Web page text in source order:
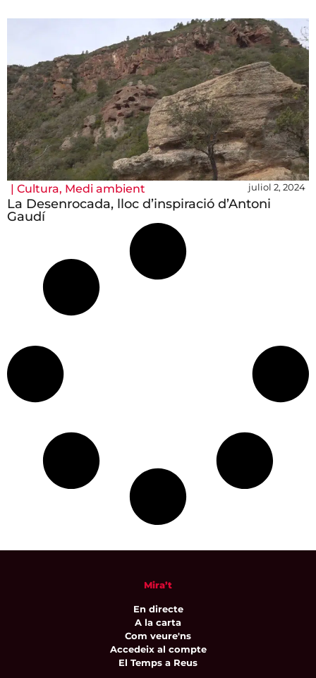
| Cultura, Medi ambient juliol 2, 2024
La Desenrocada, lloc d’inspiració d’Antoni
Gaudí
Mira’t
En directe
A la carta
Com veure'ns
Accedeix al compte
El Temps a Reus